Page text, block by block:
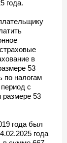
года.
в
53
по налогам
с
размере 53
года был
года